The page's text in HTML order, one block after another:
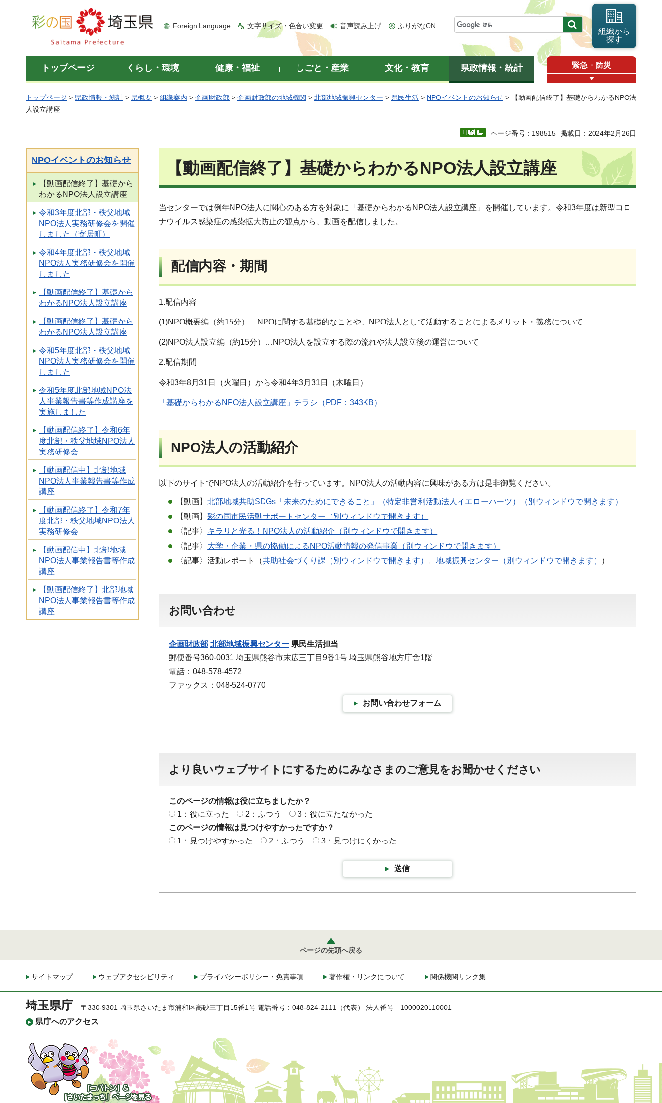
彩の国 埼玉県
Foreign Language 文字サイズ・色合い変更 音声読み上げ ふりがなON
組織から
探す
トップページ くらし・環境 健康・福祉 しごと・産業 文化・教育 県政情報・統計 緊急・防災
トップページ > 県政情報・統計 > 県概要 > 組織案内 > 企画財政部 > 企画財政部の地域機関 > 北部地域振興センター > 県民生活 > NPOイベントのお知らせ > 【動画配信終了】基礎からわかるNPO法
人設立講座
ページ番号：198515 掲載日：2024年2月26日
NPOイベントのお知らせ
【動画配信終了】基礎から
わかるNPO法人設立講座
令和3年度北部・秩父地域
NPO法人実務研修会を開催
しました（寄居町）
令和4年度北部・秩父地域
NPO法人実務研修会を開催
しました
【動画配信終了】基礎から
わかるNPO法人設立講座
【動画配信終了】基礎から
わかるNPO法人設立講座
令和5年度北部・秩父地域
NPO法人実務研修会を開催
しました
令和5年度北部地域NPO法
人事業報告書等作成講座を
実施しました
【動画配信終了】令和6年
度北部・秩父地域NPO法人
実務研修会
【動画配信中】北部地域
NPO法人事業報告書等作成
講座
【動画配信終了】令和7年
度北部・秩父地域NPO法人
実務研修会
【動画配信中】北部地域
NPO法人事業報告書等作成
講座
【動画配信終了】北部地域
NPO法人事業報告書等作成
講座
【動画配信終了】基礎からわかるNPO法人設立講座
当センターでは例年NPO法人に関心のある方を対象に「基礎からわかるNPO法人設立講座」を開催しています。令和3年度は新型コロ
ナウイルス感染症の感染拡大防止の観点から、動画を配信しました。
配信内容・期間
1.配信内容
(1)NPO概要編（約15分）…NPOに関する基礎的なことや、NPO法人として活動することによるメリット・義務について
(2)NPO法人設立編（約15分）…NPO法人を設立する際の流れや法人設立後の運営について
2.配信期間
令和3年8月31日（火曜日）から令和4年3月31日（木曜日）
「基礎からわかるNPO法人設立講座」チラシ（PDF：343KB）
NPO法人の活動紹介
以下のサイトでNPO法人の活動紹介を行っています。NPO法人の活動内容に興味がある方は是非御覧ください。
【動画】北部地域共助SDGs「未来のためにできること」（特定非営利活動法人イエローハーツ）（別ウィンドウで開きます）
【動画】彩の国市民活動サポートセンター（別ウィンドウで開きます）
〈記事〉 キラリと光る！NPO法人の活動紹介（別ウィンドウで開きます）
〈記事〉 大学・企業・県の協働によるNPO活動情報の発信事業（別ウィンドウで開きます）
〈記事〉活動レポート（共助社会づくり課（別ウィンドウで開きます） 、地域振興センター（別ウィンドウで開きます） ）
お問い合わせ
企画財政部 北部地域振興センター 県民生活担当
郵便番号360-0031 埼玉県熊谷市末広三丁目9番1号 埼玉県熊谷地方庁舎1階
電話：048-578-4572
ファックス：048-524-0770
お問い合わせフォーム
より良いウェブサイトにするためにみなさまのご意見をお聞かせください
このページの情報は役に立ちましたか？
1：役に立った
2：ふつう
3：役に立たなかった
このページの情報は見つけやすかったですか？
1：見つけやすかった
2：ふつう 3：見つけにくかった
送信
ページの先頭へ戻る
サイトマップ ウェブアクセシビリティ プライバシーポリシー・免責事項 著作権・リンクについて 関係機関リンク集
埼玉県庁
県庁へのアクセス
〒330-9301 埼玉県さいたま市浦和区高砂三丁目15番1号 電話番号：048-824-2111（代表） 法人番号：1000020110001
「コバトン」&「さいた